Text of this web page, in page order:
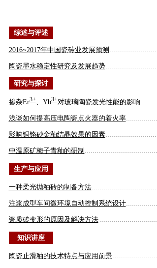
综述与评述
2016~2017年中国瓷砖业发展预测
陶瓷墨水稳定性研究及发展趋势
研究与探讨
掺杂Er3+、Yb3+对玻璃陶瓷发光性能的影响
浅谈如何提高压电陶瓷点火器的着火率
影响铜铬砂金釉结晶效果的因素
中温原矿梅子青釉的研制
生产与应用
一种柔光抛釉砖的制备方法
注浆成型车间微环境自动控制系统设计
瓷质砖变形的原因及解决方法
知识讲座
陶瓷止滑釉的技术特点与应用前景